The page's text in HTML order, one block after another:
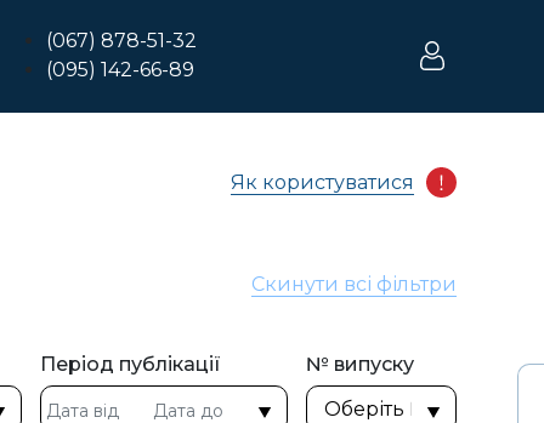
(067) 878-51-32
(095) 142-66-89
Як користуватися
Період публікації № випуску
Скинути всі фільтри